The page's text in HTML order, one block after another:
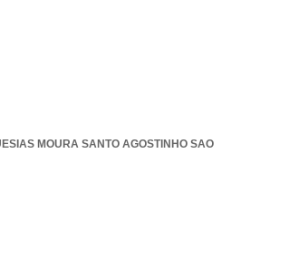
MOURA SANTO AGOSTINHO SAO